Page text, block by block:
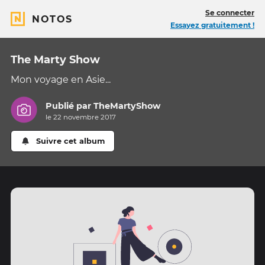
NOTOS
Se connecter
Essayez gratuitement !
The Marty Show
Mon voyage en Asie...
Publié parTheMartyShow
le 22 novembre 2017
Suivre cet album